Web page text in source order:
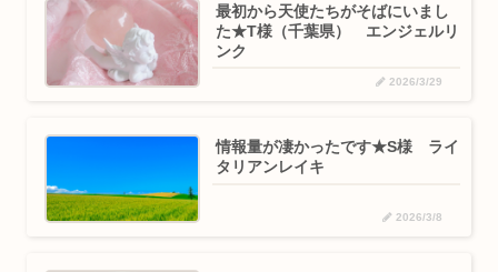
最初から天使たちがそばにいまし
た★T様（千葉県） エンジェルリ
ンク
2026/3/29
情報量が凄かったです★S様 ライ
タリアンレイキ
2026/3/8